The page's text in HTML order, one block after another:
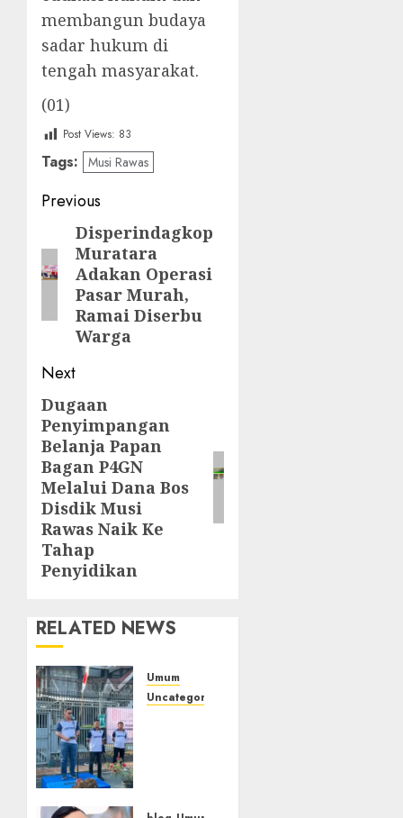
membangun budaya
sadar hukum di
tengah masyarakat.
(01)
Post Views: 83
Tags: Musi Rawas
Post
navigation
Previous
Previous
post:
Disperindagkop
Muratara
Adakan Operasi
Pasar Murah,
Ramai Diserbu
Warga
Next
Next
post:
Dugaan
Penyimpangan
Belanja Papan
Bagan P4GN
Melalui Dana Bos
Disdik Musi
Rawas Naik Ke
Tahap
Penyidikan
RELATED NEWS
Umum
Uncategorized